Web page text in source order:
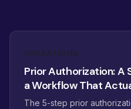
OPERATIONS
Prior Authorization:
a Workflow That
The 5-step prior